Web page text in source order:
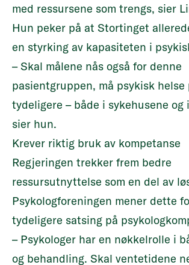
med ressursene som trengs, sier
Hun peker på at Stortinget
en styrking av kapasiteten i
– Skal målene nås også for denne
pasientgruppen, må psykisk
tydeligere – både i sykehusene og
sier hun.
Krever riktig bruk av kompetanse
Regjeringen trekker frem bedre
ressursutnyttelse som en del av
Psykologforeningen mener dette
tydeligere satsing på
– Psykologer har en nøkkelrolle i
og behandling. Skal ventetidene